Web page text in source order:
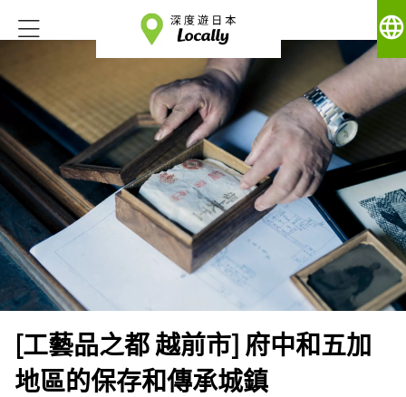
language
[工藝品之都 越前市] 府中和五加
地區的保存和傳承城鎮